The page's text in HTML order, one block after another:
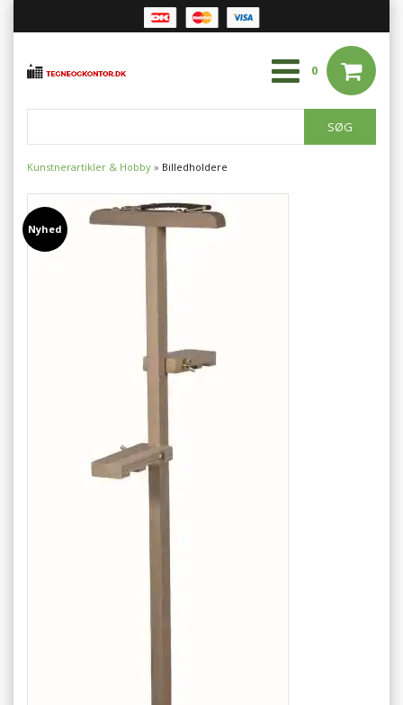
0
Kunstnerartikler & Hobby » Billedholdere
Nyhed